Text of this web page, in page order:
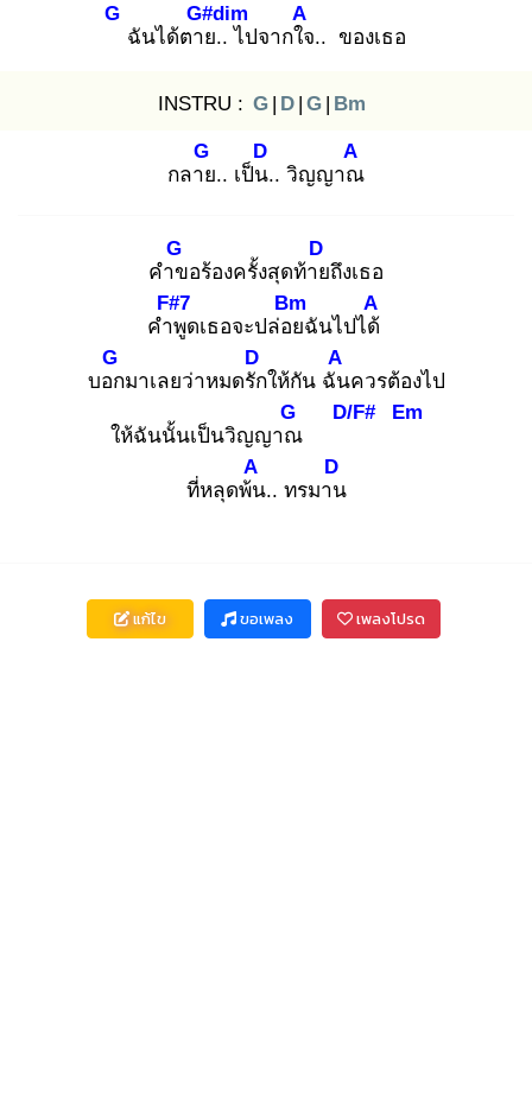
G
ฉันได้ตาย
G#dim
.. ไปจากใจ
A
.. ของเธอ
INSTRU : G | D | G | Bm
กลาย
G
.. เป็น.
D
. วิญญาณ
A
คำข
G
อร้องครั้งสุดท้าย
D
ถึงเธอ
คำพู
F#7
ดเธอจะปล่อย
Bm
ฉันไปได้
A
บอก
G
มาเลยว่าหมดรัก
D
ให้กัน ฉัน
A
ควรต้องไป
ให้ฉันนั้นเป็นวิญญาณ
G D/F# Em
ที่หลุดพ้น
A
.. ทรมาน
D
แก้ไข ขอเพลง เพลงโปรด